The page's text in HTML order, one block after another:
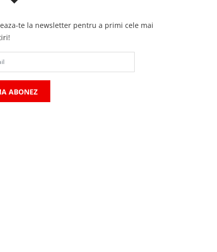
te la newsletter pentru a primi cele mai
ABONEZ